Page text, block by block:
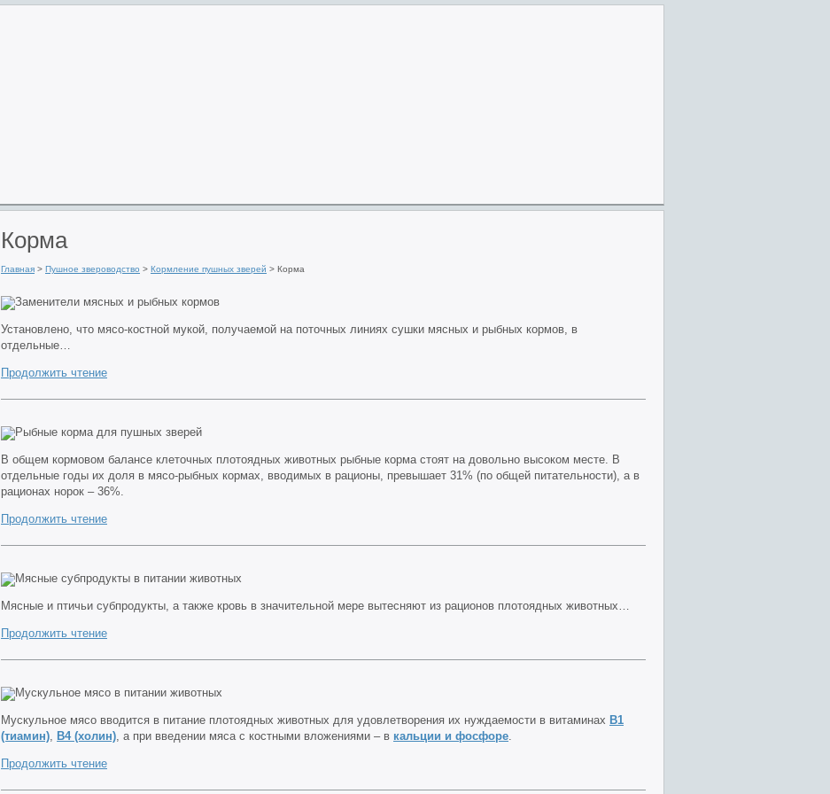
Корма
Главная > Пушное звероводство > Кормление пушных зверей > Корма
Установлено, что мясо-костной мукой, получаемой на поточных линиях сушки мясных и рыбных кормов, в
отдельные…
Продолжить чтение
В общем кормовом балансе клеточных плотоядных животных рыбные корма стоят на довольно высоком месте. В
отдельные годы их доля в мясо-рыбных кормах, вводимых в рационы, превышает 31% (по общей питательности), а в
рационах норок – 36%.
Продолжить чтение
Мясные и птичьи субпродукты, а также кровь в значительной мере вытесняют из рационов плотоядных животных…
Продолжить чтение
Мускульное мясо вводится в питание плотоядных животных для удовлетворения их нуждаемости в витаминах B1
(тиамин), B4 (холин), а при введении мяса с костными вложениями – в кальции и фосфоре.
Продолжить чтение